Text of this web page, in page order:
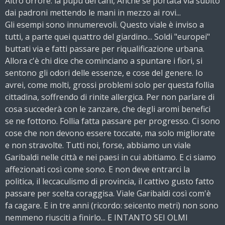
dai padroni mettendo le mani in mezzo ai rovi...
Gli esempi sono innumerevoli. Questo viale è inviso a
tutti, a parte quei quattro del giardino... Soldi "europei"
buttati via e fatti passare per riqualificazione urbana.
Allora c'è chi dice che cominciano a spuntare i fiori, si
sentono gli odori delle essenze, e cose del genere. Io
avrei, come molti, grossi problemi solo per questa follia
cittadina, soffrendo di rinite allergica. Per non parlare di
cosa succederà con le zanzare, che degli aromi benefici
se ne fottono. Follia fatta passare per progresso. Ci sono
cose che non devono essere toccate, ma solo migliorate
e non stravolte. Tutti noi, forse, abbiamo un viale
Garibaldi nelle città e nei paesi in cui abitiamo. E ci siamo
affezionati così come sono. E non deve entrarci la
politica, il leccaculismo di provincia, il cattivo gusto fatto
passare per scelta coraggisa. Viale Garibaldi così com'è
fa cagare. E in tre anni (ricordo: seicento metri) non sono
nemmeno riusciti a finirlo... E INTANTO SEI OLMI